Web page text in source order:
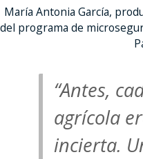
María Antonia García,
del programa de
“Antes,
agrícola
incierta.